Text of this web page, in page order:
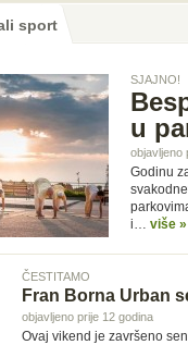
sport
SJAJNO!
u
objavljeno
Godinu
i… više »
ČESTITAMO
Fran Borna Urban
objavljeno prije 12 godina
Ovaj vikend je završeno